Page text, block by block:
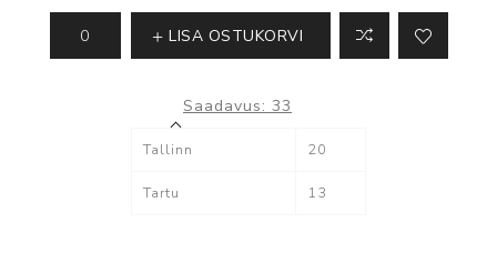
LISA OSTUKORVI
Saadavus: 33
Tallinn 20
Tartu 13